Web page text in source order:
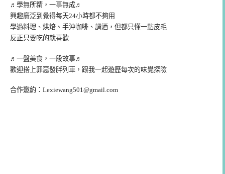
♬學無所精，一事無成♬
興趣廣泛到覺得每天24小時都不夠用
學過料理、烘焙、手沖咖啡、調酒，但都只懂一點皮毛
反正只要吃的就喜歡
♬一盤美食，一段故事♬
歡迎搭上罪惡發胖列車，跟我一起遊歷每次的味覺探險
合作邀約： Lexiewang501@gmail.com